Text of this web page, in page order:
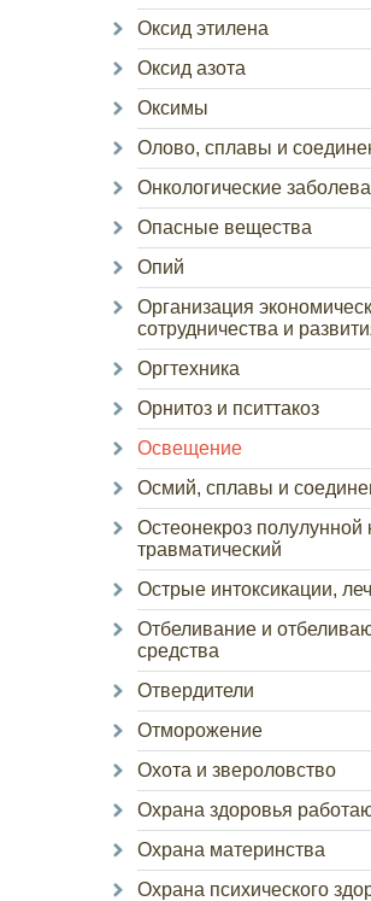
Оксид этилена
Оксид азота
Оксимы
Олово, сплавы и
Онкологические
Опасные вещества
Опий
Организация
сотрудничества и
Оргтехника
Орнитоз и пситтакоз
Освещение
Осмий, сплавы и
Остеонекроз полулунной
травматический
Острые интоксикации,
Отбеливание и
средства
Отвердители
Отморожение
Охота и звероловство
Охрана здоровья
Охрана материнства
Охрана психического